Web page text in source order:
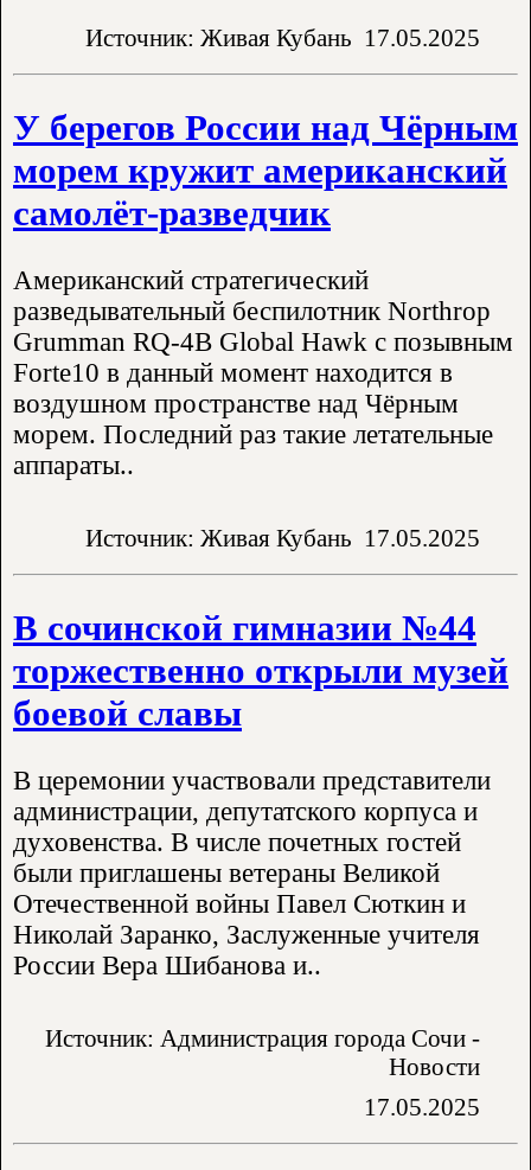
Источник: Живая Кубань 17.05.2025
У берегов России над Чёрным
морем кружит американский
самолёт-разведчик
Американский стратегический
разведывательный беспилотник Northrop
Grumman RQ-4B Global Hawk с позывным
Forte10 в данный момент находится в
воздушном пространстве над Чёрным
морем. Последний раз такие летательные
аппараты..
Источник: Живая Кубань 17.05.2025
В сочинской гимназии №44
торжественно открыли музей
боевой славы
В церемонии участвовали представители
администрации, депутатского корпуса и
духовенства. В числе почетных гостей
были приглашены ветераны Великой
Отечественной войны Павел Сюткин и
Николай Заранко, Заслуженные учителя
России Вера Шибанова и..
Источник: Администрация города Сочи -
Новости
17.05.2025